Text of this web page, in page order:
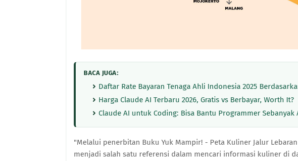
BACA JUGA:
Daftar Rate Bayaran Tenaga Ahli Indonesia 2025
Harga Claude AI Terbaru 2026, Gratis vs Berbayar, Worth It?
Claude AI untuk Coding: Bisa Bantu Programmer Sebanyak
"Melalui penerbitan Buku Yuk Mampir! - Peta Kuliner Jalur
menjadi salah satu referensi dalam mencari informasi kuliner di